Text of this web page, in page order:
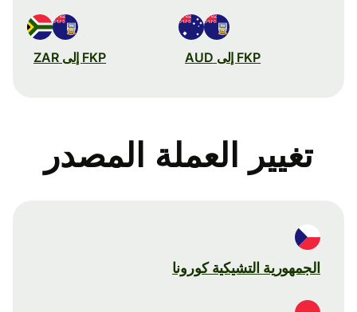
FKP إلى AUD FKP إلى ZAR
تغيير العملة المصدر
الجمهورية التشيكية كورونا